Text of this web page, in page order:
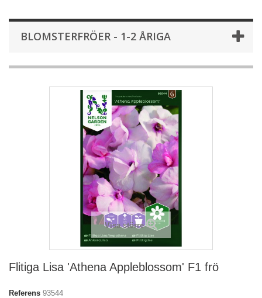
BLOMSTERFRÖER - 1-2 ÅRIGA
Visa större
Flitiga Lisa 'Athena Appleblossom' F1 frö
Referens 93544